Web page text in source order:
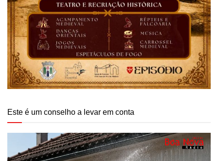
Este é um conselho a levar em conta